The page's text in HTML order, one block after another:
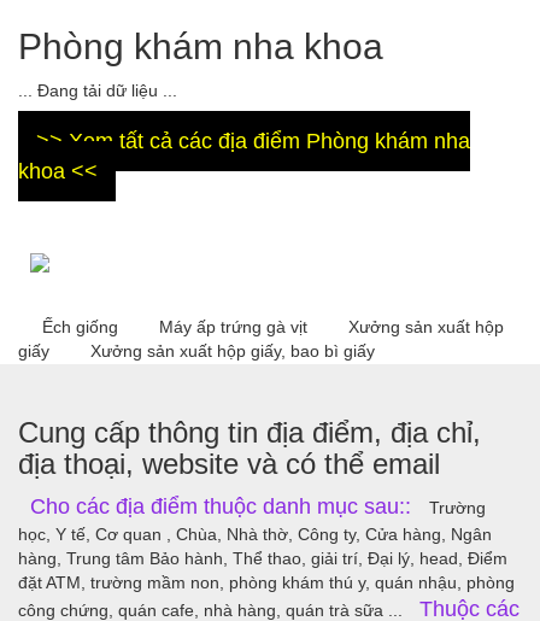
Phòng khám nha khoa
... Đang tải dữ liệu ...
>> Xem tất cả các địa điểm Phòng khám nha
khoa <<
Ếch giống Máy ấp trứng gà vịt
Xưởng sản xuất hộp
giấy
Xưởng sản xuất hộp giấy, bao bì giấy
Cung cấp thông tin địa điểm, địa chỉ,
địa thoại, website và có thể email
Cho các địa điểm thuộc danh mục sau::
Trường
học, Y tế, Cơ quan , Chùa, Nhà thờ, Công ty, Cửa hàng, Ngân
hàng, Trung tâm Bảo hành, Thể thao, giải trí, Đại lý, head, Điểm
đặt ATM, trường mầm non, phòng khám thú y, quán nhậu, phòng
công chứng, quán cafe, nhà hàng, quán trà sữa ...
Thuộc các